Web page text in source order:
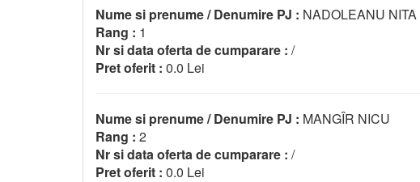
Nume si prenume / Denumire PJ : NADOLEANU NITA
Rang : 1
Nr si data oferta de cumparare : /
Pret oferit : 0.0 Lei
Nume si prenume / Denumire PJ : MANGÎR NICU
Rang : 2
Nr si data oferta de cumparare : /
Pret oferit : 0.0 Lei